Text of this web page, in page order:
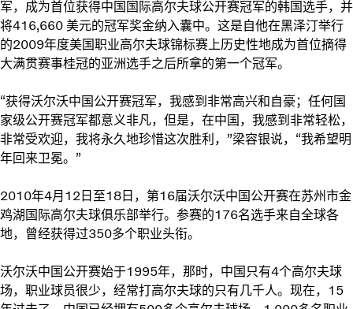
军，成为首位获得中国国际高尔夫球公开赛冠军的韩国选手，并
将416,660 美元的冠军奖金纳入囊中。这是自他在黑泽汀举行
的2009年度美国职业高尔夫球锦标赛上历史性地成为首位摘得
大满贯赛事桂冠的亚洲选手之后所拿的第一个冠军。
“获得沃尔沃中国公开赛冠军，我感到非常高兴和自豪；任何国
家级公开赛冠军都意义非凡，但是，在中国，我感到非常轻松，
非常受欢迎，我将永久地珍惜这次胜利，”梁容银说，“我希望明
年回来卫冕。”
2010年4月12日至18日，第16届沃尔沃中国公开赛在苏州市金
鸡湖国际高尔夫球俱乐部举行。参赛的176名选手来自全球各
地，曾经获得过350多个职业头衔。
沃尔沃中国公开赛始于1995年，那时，中国只有4个高尔夫球
场，职业球员很少，经常打高尔夫球的只有几千人。现在，15